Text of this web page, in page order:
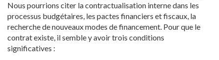
Nous pourrions citer la contractualisation interne dans les
processus budgétaires, les pactes financiers et fiscaux, la
recherche de nouveaux modes de financement. Pour que le
contrat existe, il semble y avoir trois conditions
significatives :